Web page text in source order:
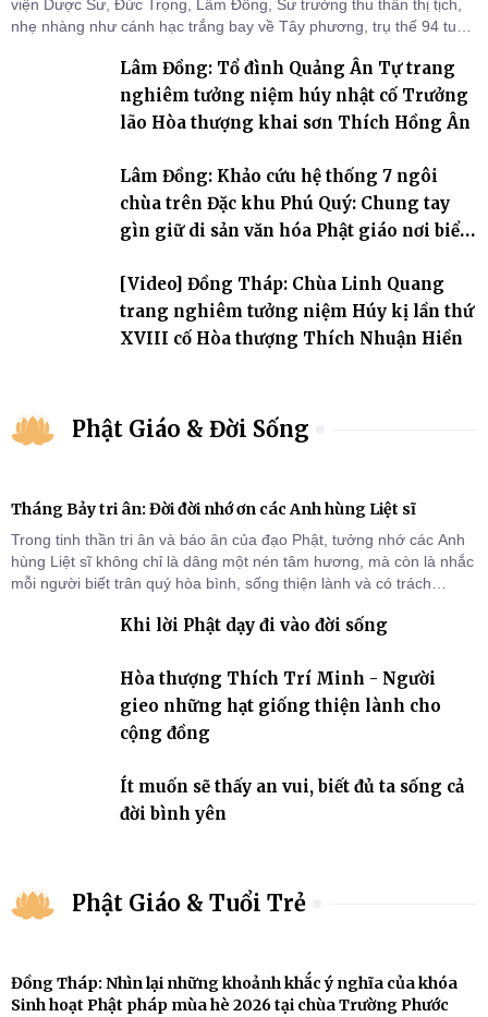
viện Dược Sư, Đức Trọng, Lâm Đồng, Sư trưởng thu thần thị tịch,
nhẹ nhàng như cánh hạc trắng bay về Tây phương, trụ thế 94 tuổi
Lâm Đồng: Tổ đình Quảng Ân Tự trang
nghiêm tưởng niệm húy nhật cố Trưởng
lão Hòa thượng khai sơn Thích Hồng Ân
Lâm Đồng: Khảo cứu hệ thống 7 ngôi
chùa trên Đặc khu Phú Quý: Chung tay
gìn giữ di sản văn hóa Phật giáo nơi biển
[Video] Đồng Tháp: Chùa Linh Quang
trang nghiêm tưởng niệm Húy kị lần thứ
XVIII cố Hòa thượng Thích Nhuận Hiền
Phật Giáo & Đời Sống
Tháng Bảy tri ân: Đời đời nhớ ơn các Anh hùng Liệt sĩ
Trong tinh thần tri ân và báo ân của đạo Phật, tưởng nhớ các Anh
hùng Liệt sĩ không chỉ là dâng một nén tâm hương, mà còn là nhắc
mỗi người biết trân quý hòa bình, sống thiện lành và có trách
Khi lời Phật dạy đi vào đời sống
Hòa thượng Thích Trí Minh - Người
gieo những hạt giống thiện lành cho
cộng đồng
Ít muốn sẽ thấy an vui, biết đủ ta sống cả
đời bình yên
Phật Giáo & Tuổi Trẻ
Đồng Tháp: Nhìn lại những khoảnh khắc ý nghĩa của khóa
Sinh hoạt Phật pháp mùa hè 2026 tại chùa Trường Phước